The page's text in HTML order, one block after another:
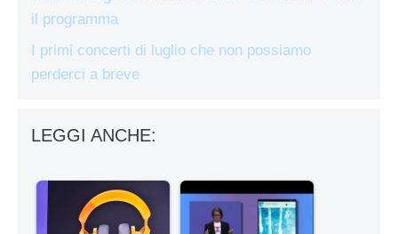
il programma
I primi concerti di luglio che non possiamo
perderci a breve
LEGGI ANCHE: